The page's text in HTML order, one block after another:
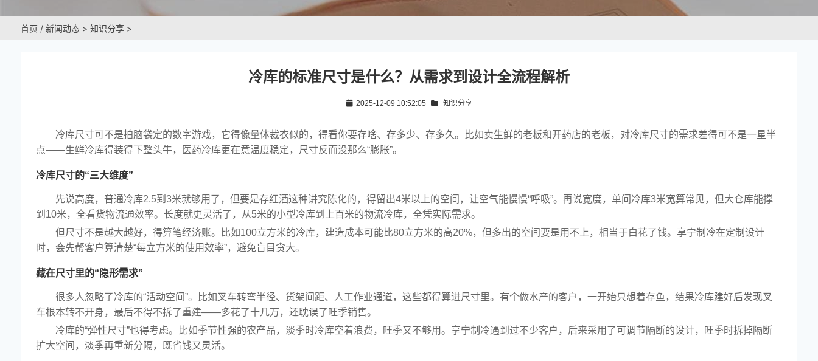
首页 / 新闻动态> 知识分享>
冷库的标准尺寸是什么？从需求到设计全流程解析
2025-12-09 10:52:05 知识分享
冷库尺寸可不是拍脑袋定的数字游戏，它得像量体裁衣似的，得看你要存啥、存多少、存多久。比如卖生鲜的老板和开药店的老板，对冷库尺寸的需求差得可不是一星半
点——生鲜冷库得装得下整头牛，医药冷库更在意温度稳定，尺寸反而没那么“膨胀”。
冷库尺寸的“三大维度”
先说高度，普通冷库2.5到3米就够用了，但要是存红酒这种讲究陈化的，得留出4米以上的空间，让空气能慢慢“呼吸”。再说宽度，单间冷库3米宽算常见，但大仓库能撑
到10米，全看货物流通效率。长度就更灵活了，从5米的小型冷库到上百米的物流冷库，全凭实际需求。
但尺寸不是越大越好，得算笔经济账。比如100立方米的冷库，建造成本可能比80立方米的高20%，但多出的空间要是用不上，相当于白花了钱。享宁制冷在定制设计
时，会先帮客户算清楚“每立方米的使用效率”，避免盲目贪大。
藏在尺寸里的“隐形需求”
很多人忽略了冷库的“活动空间”。比如叉车转弯半径、货架间距、人工作业通道，这些都得算进尺寸里。有个做水产的客户，一开始只想着存鱼，结果冷库建好后发现叉
车根本转不开身，最后不得不拆了重建——多花了十几万，还耽误了旺季销售。
冷库的“弹性尺寸”也得考虑。比如季节性强的农产品，淡季时冷库空着浪费，旺季又不够用。享宁制冷遇到过不少客户，后来采用了可调节隔断的设计，旺季时拆掉隔断
扩大空间，淡季再重新分隔，既省钱又灵活。